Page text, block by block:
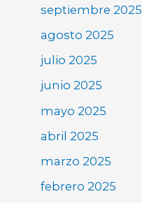
septiembre 2025
agosto 2025
julio 2025
junio 2025
mayo 2025
abril 2025
marzo 2025
febrero 2025